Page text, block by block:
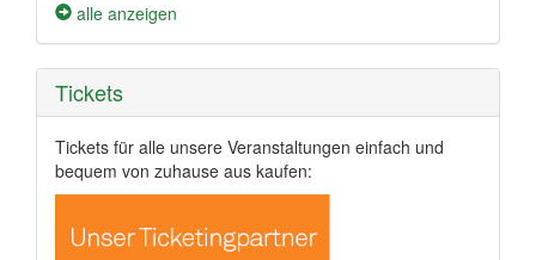
alle anzeigen
Tickets
Tickets für alle unsere Veranstaltungen einfach und
bequem von zuhause aus kaufen: